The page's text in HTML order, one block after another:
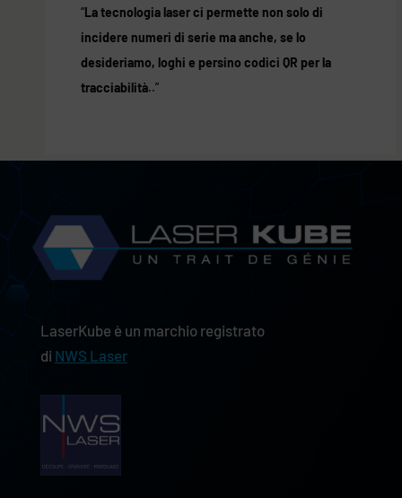
“La tecnologia laser ci permette non solo di
incidere numeri di serie ma anche, se lo
desideriamo, loghi e persino codici QR per la
tracciabilità..”
LaserKube è un marchio registrato
di NWS Laser